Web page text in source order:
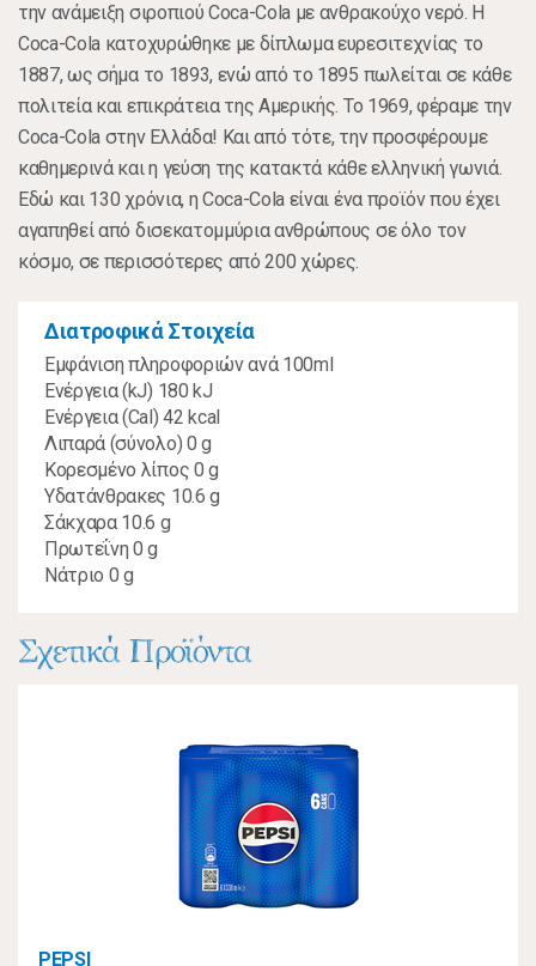
την ανάμειξη σιροπιού Coca-Cola με ανθρακούχο νερό. Η
Coca-Cola κατοχυρώθηκε με δίπλωμα ευρεσιτεχνίας το
1887, ως σήμα το 1893, ενώ από το 1895 πωλείται σε κάθε
πολιτεία και επικράτεια της Αμερικής. Το 1969, φέραμε την
Coca-Cola στην Ελλάδα! Και από τότε, την προσφέρουμε
καθημερινά και η γεύση της κατακτά κάθε ελληνική γωνιά.
Εδώ και 130 χρόνια, η Coca-Cola είναι ένα προϊόν που έχει
αγαπηθεί από δισεκατομμύρια ανθρώπους σε όλο τον
κόσμο, σε περισσότερες από 200 χώρες.
Διατροφικά Στοιχεία
Εμφάνιση πληροφοριών ανά 100ml
Ενέργεια (kJ) 180 kJ
Ενέργεια (Cal) 42 kcal
Λιπαρά (σύνολο) 0 g
Κορεσμένο λίπος 0 g
Υδατάνθρακες 10.6 g
Σάκχαρα 10.6 g
Πρωτεΐνη 0 g
Νάτριο 0 g
Σχετικά Προϊόντα
PEPSI